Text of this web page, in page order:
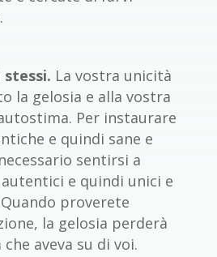
La vostra unicità
la gelosia e alla vostra
Per instaurare
e quindi sane e
sentirsi a
e quindi unici e
proverete
la gelosia perderà
aveva su di voi.